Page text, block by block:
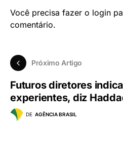
Você precisa fazer o login
comentário.
Próximo Artigo
Futuros diretores
experientes, diz
DE AGÊNCIA BRASIL